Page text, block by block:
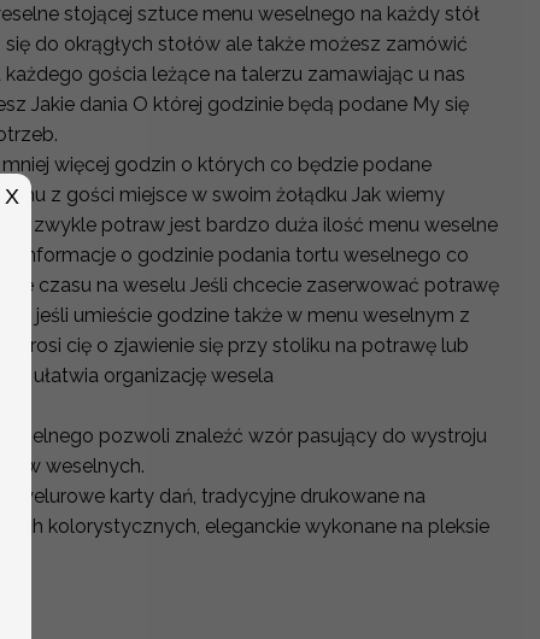
stojącej sztuce menu weselnego na każdy stół
do okrągłych stołów ale także możesz zamówić
gościa leżące na talerzu zamawiając u nas
Jakie dania O której godzinie będą podane My się
więcej godzin o których co będzie podane
z gości miejsce w swoim żołądku Jak wiemy
a zwykle potraw jest bardzo duża ilość menu weselne
informacje o godzinie podania tortu weselnego co
czasu na weselu Jeśli chcecie zaserwować potrawę
jeśli umieście godzine także w menu weselnym z
prosi cię o zjawienie się przy stoliku na potrawę lub
ułatwia organizację wesela
pozwoli znaleźć wzór pasujący do wystroju
weselnych.
welurowe karty dań, tradycyjne drukowane na
kolorystycznych, eleganckie wykonane na pleksie
X